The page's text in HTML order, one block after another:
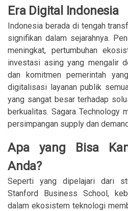
Era Digital Indonesia
Indonesia berada di tengah
signifikan dalam sejarahnya.
meningkat, pertumbuhan
investasi asing yang mengalir
dan komitmen pemerintah
digitalisasi layanan publik
yang sangat besar terhadap
berkualitas. Sagara Technology
persimpangan supply dan
Apa yang Bisa
Anda?
Seperti yang dipelajari dari
Stanford Business School,
dalam ekosistem teknologi